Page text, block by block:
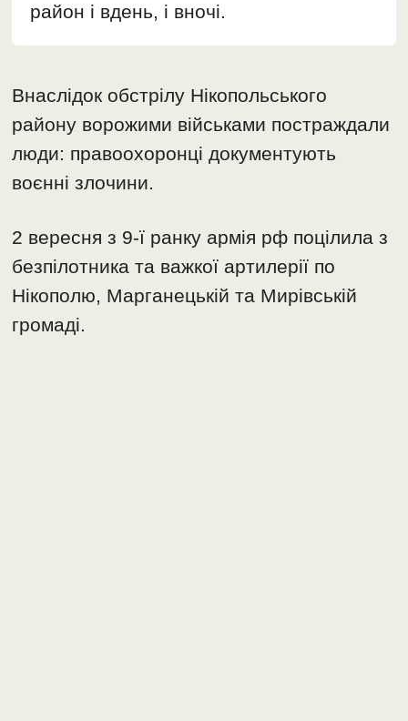
район і вдень, і вночі.
Внаслідок обстрілу Нікопольського
району ворожими військами постраждали
люди: правоохоронці документують
воєнні злочини.
2 вересня з 9-ї ранку армія рф поцілила з
безпілотника та важкої артилерії по
Нікополю, Марганецькій та Мирівській
громаді.